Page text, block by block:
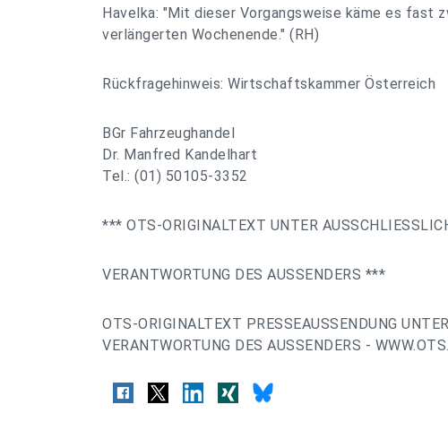
Havelka: "Mit dieser Vorgangsweise käme es fast
verlängerten Wochenende." (RH)
Rückfragehinweis: Wirtschaftskammer Österreich
BGr Fahrzeughandel
Dr. Manfred Kandelhart
Tel.: (01) 50105-3352
*** OTS-ORIGINALTEXT UNTER
VERANTWORTUNG DES AUSSENDERS ***
OTS-ORIGINALTEXT PRESSEAUSSENDUNG
VERANTWORTUNG DES AUSSENDERS -